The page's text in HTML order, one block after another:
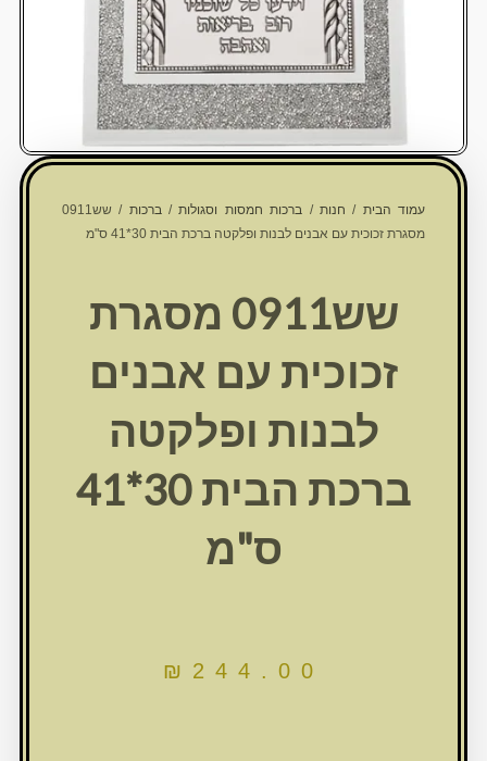
עמוד הבית/חנות/ברכות חמסות וסגולות/ברכות
/ שש0911
מסגרת זכוכית עם אבנים לבנות ופלקטה ברכת הבית 30*41 ס"מ
שש0911 מסגרת
זכוכית עם אבנים
לבנות ופלקטה
ברכת הבית 30*41
ס"מ
₪ 244.00